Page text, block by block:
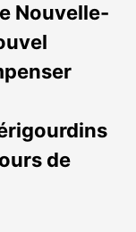
Nouvelle-
de